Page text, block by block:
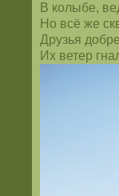
В колыбе,
Но всё же
Друзья
Их ветер